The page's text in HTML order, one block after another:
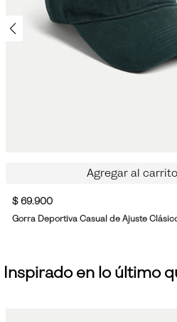
Agregar al carrito
$ 69.900
Gorra Deportiva Casual de Ajuste
Inspirado en lo último